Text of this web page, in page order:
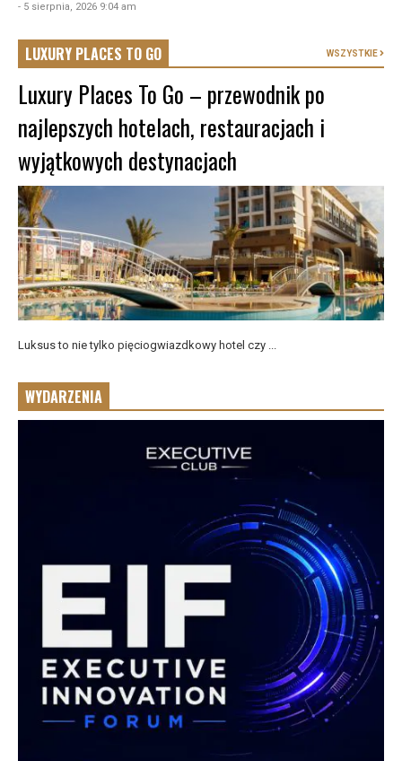
- 5 sierpnia, 2026 9:04 am
LUXURY PLACES TO GO WSZYSTKIE
Luxury Places To Go – przewodnik po
najlepszych hotelach, restauracjach i
wyjątkowych destynacjach
Luksus to nie tylko pięciogwiazdkowy hotel czy ...
WYDARZENIA